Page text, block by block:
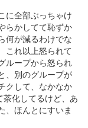
に全部ぶっちゃけ
らかしてて恥ずか
何が減るわけでな
これ以上怒られて
ループから怒られ
、別のグループが
クして、なかなか
化してるけど、あ
、ほんとにすいま